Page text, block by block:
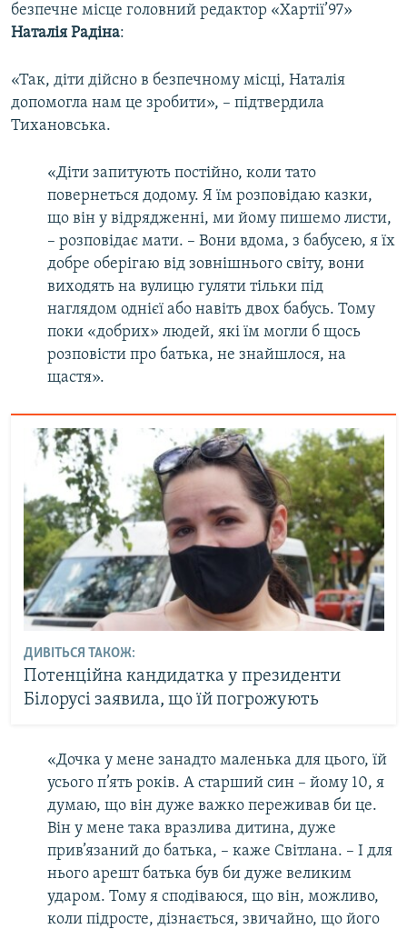
безпечне місце головний редактор «Хартії’97»
Наталія Радіна:
«Так, діти дійсно в безпечному місці, Наталія
допомогла нам це зробити», – підтвердила
Тихановська.
«Діти запитують постійно, коли тато
повернеться додому. Я їм розповідаю казки,
що він у відрядженні, ми йому пишемо листи,
– розповідає мати. – Вони вдома, з бабусею, я їх
добре оберігаю від зовнішнього світу, вони
виходять на вулицю гуляти тільки під
наглядом однієї або навіть двох бабусь. Тому
поки «добрих» людей, які їм могли б щось
розповісти про батька, не знайшлося, на
щастя».
ДИВІТЬСЯ ТАКОЖ:
Потенційна кандидатка у президенти
Білорусі заявила, що їй погрожують
«Дочка у мене занадто маленька для цього, їй
усього п’ять років. А старший син – йому 10, я
думаю, що він дуже важко переживав би це.
Він у мене така вразлива дитина, дуже
прив’язаний до батька, – каже Світлана. – І для
нього арешт батька був би дуже великим
ударом. Тому я сподіваюся, що він, можливо,
коли підросте, дізнається, звичайно, що його